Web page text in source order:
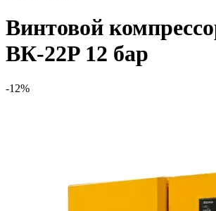
Винтовой
ВК-22P 12 бар
-12%